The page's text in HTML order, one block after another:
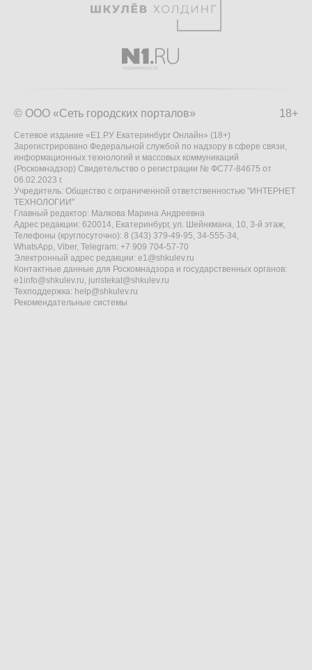
18+
© ООО «Сеть городских порталов»
Сетевое издание «Е1.РУ Екатеринбург Онлайн» (18+)
Зарегистрировано Федеральной службой по надзору в сфере связи,
информационных технологий и массовых коммуникаций
(Роскомнадзор) Свидетельство о регистрации № ФС77-84675 от
06.02.2023 г.
Учредитель: Общество с ограниченной ответственностью "ИНТЕРНЕТ
ТЕХНОЛОГИИ"
Главный редактор: Малкова Марина Андреевна
Адрес редакции: 620014, Екатеринбург, ул. Шейнкмана, 10, 3-й этаж,
Телефоны (круглосуточно): 8 (343) 379-49-95, 34-555-34,
WhatsApp, Viber, Telegram: +7 909 704-57-70
Электронный адрес редакции: e1@shkulev.ru
Контактные данные для Роскомнадзора и государственных органов:
e1info@shkulev.ru, juristekat@shkulev.ru
Техподдержка: help@shkulev.ru
Рекомендательные системы